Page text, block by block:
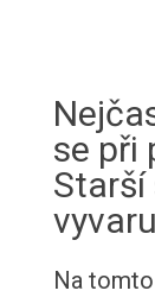
se při
Starší
Na